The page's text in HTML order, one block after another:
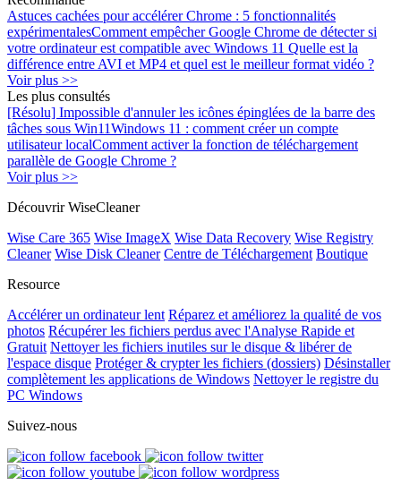
Astuces cachées pour accélérer Chrome : 5 fonctionnalités
expérimentalesComment empêcher Google Chrome de détecter si
votre ordinateur est compatible avec Windows 11 Quelle est la
différence entre AVI et MP4 et quel est le meilleur format vidéo ?
Voir plus >>
Les plus consultés
[Résolu] Impossible d'annuler les icônes épinglées de la barre des
tâches sous Win11Windows 11 : comment créer un compte
utilisateur localComment activer la fonction de téléchargement
parallèle de Google Chrome ?
Voir plus >>
Découvrir WiseCleaner
Wise Care 365 Wise ImageX Wise Data Recovery Wise Registry
Cleaner Wise Disk Cleaner Centre de Téléchargement Boutique
Resource
Accélérer un ordinateur lent Réparez et améliorez la qualité de vos
photos Récupérer les fichiers perdus avec l'Analyse Rapide et
Gratuit Nettoyer les fichiers inutiles sur le disque & libérer de
l'espace disque Protéger & crypter les fichiers (dossiers) Désinstaller
complètement les applications de Windows Nettoyer le registre du
PC Windows
Suivez-nous